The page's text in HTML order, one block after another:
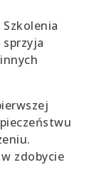
Szkolenia
zdobycie